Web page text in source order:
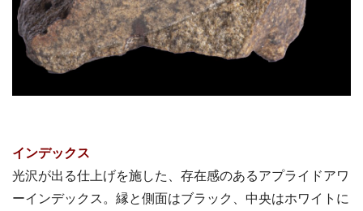
インデックス
光沢が出る仕上げを施した、存在感のあるアプライドアワ
ーインデックス。縁と側面はブラック、中央はホワイトに